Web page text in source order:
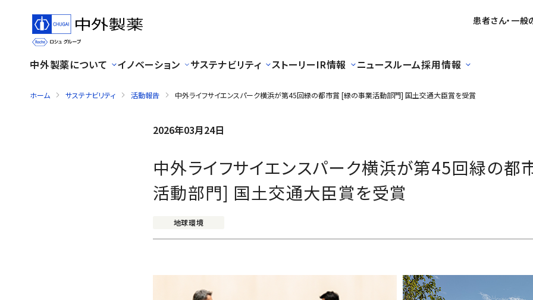
患者さん・一般
中外製薬について イノベーション サステナビリティ ストーリーIR情報 ニュースルーム採用情報
ホーム サステナビリティ 活動報告 中外ライフサイエンスパーク横浜が第45回緑の都市賞 [緑の事業活動部門] 国土交通大臣賞を受賞
2026年03月24日
中外ライフサイエンスパーク横浜が第45回緑の都
活動部門] 国土交通大臣賞を受賞
地球環境